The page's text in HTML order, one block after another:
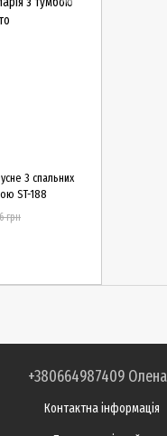
3 спальних
ST-188
грн
+380664987409 Олена
Контактна інформація